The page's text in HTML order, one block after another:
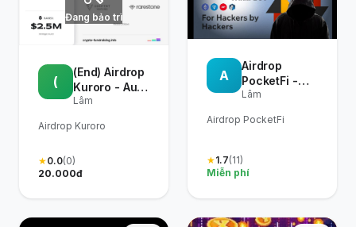
Đang bảo trì
(
(End) Airdrop
Kuroro - Auto
Kuroro
Lâm
Airdrop Kuroro
★0.0(0)
20.000đ
A
Airdrop
PocketFi -
Auto PocketFi
Lâm
Airdrop PocketFi
★1.7(11)
Miễn phí